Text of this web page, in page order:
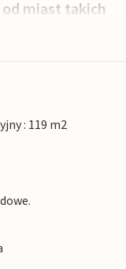
miast takich
z epoki
: 119 m2